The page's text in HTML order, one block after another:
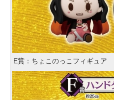
E賞：ちょこのっこフィギュア